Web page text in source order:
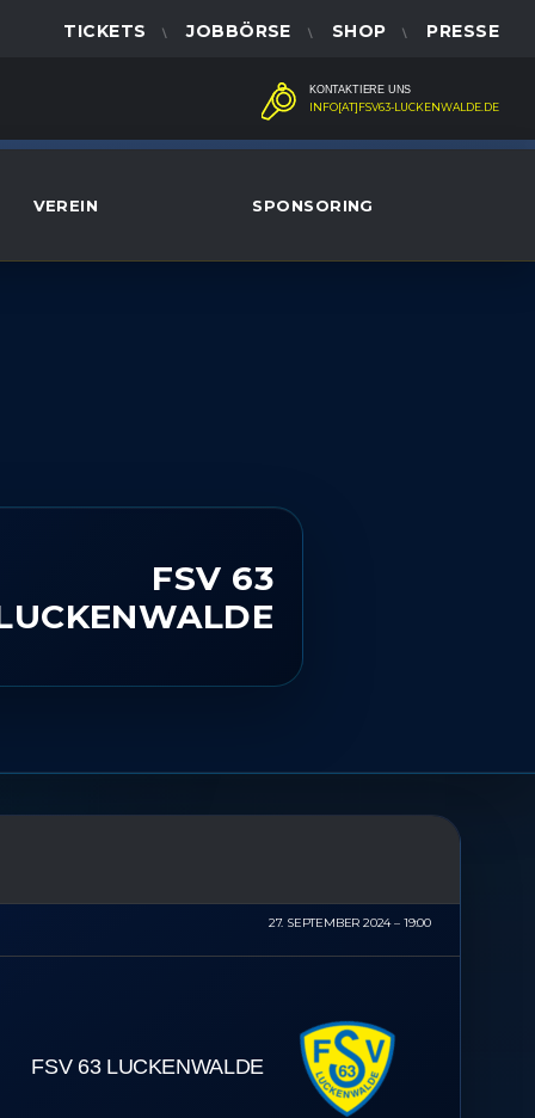
TICKETS JOBBÖRSE SHOP PRESSE
KONTAKTIERE UNS
INFO[AT]FSV63-LUCKENWALDE.DE
VEREIN SPONSORING
FSV 63
27. SEPTEMBER 2024 19:00
FSV 63 LUCKENWALDE